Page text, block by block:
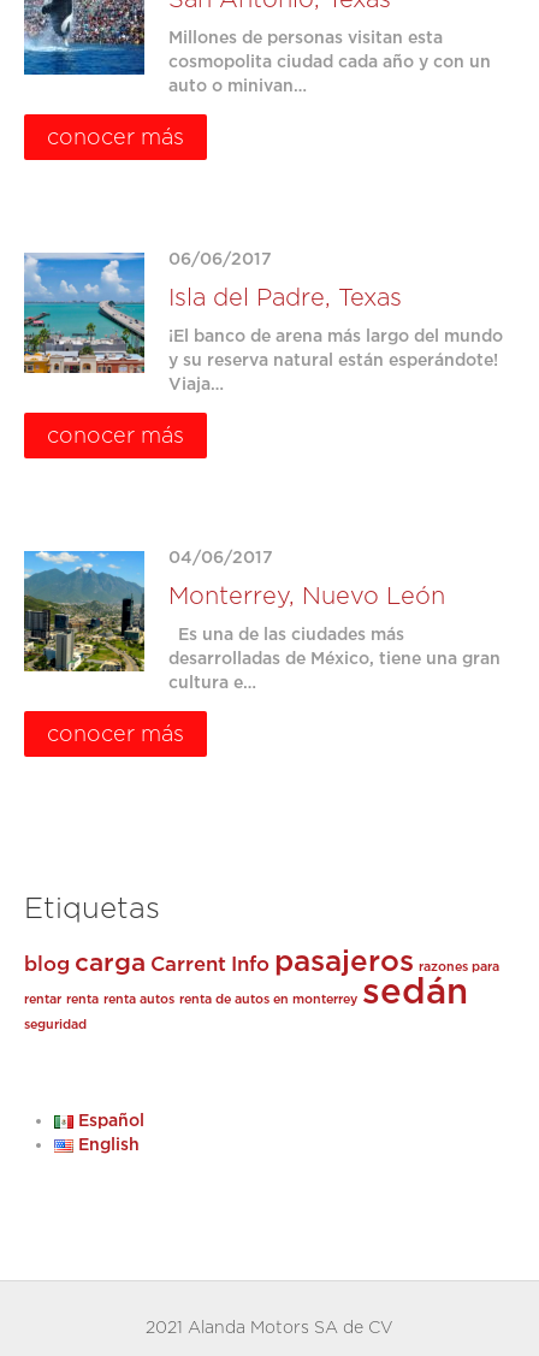
Millones de personas visitan esta
cosmopolita ciudad cada año y con un
auto o minivan…
conocer más
06/06/2017
Isla del Padre, Texas
¡El banco de arena más largo del mundo
y su reserva natural están esperándote!
Viaja…
conocer más
04/06/2017
Monterrey, Nuevo León
Es una de las ciudades más
desarrolladas de México, tiene una gran
cultura e…
conocer más
Etiquetas
blog carga Carrent Info pasajeros razones para
rentar renta renta autos renta de autos en monterrey sedán
seguridad
Español
English
2021 Alanda Motors SA de CV